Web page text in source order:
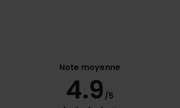
Note moyenne
4.9 /5